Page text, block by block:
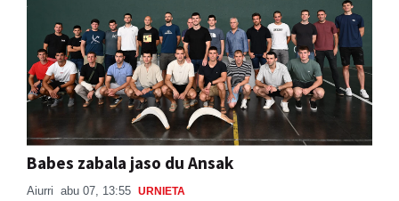
Babes zabala jaso du Ansak
Aiurri abu 07, 13:55 URNIETA